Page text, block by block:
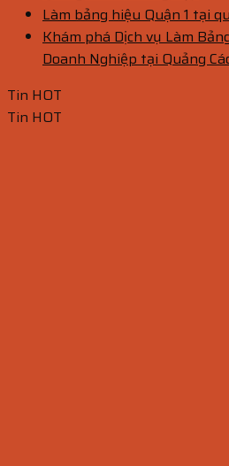
Làm bảng hiệu Quận 1 tại
Khám phá Dịch vụ Làm
Doanh Nghiệp tại Quảng
Tin HOT
Tin HOT